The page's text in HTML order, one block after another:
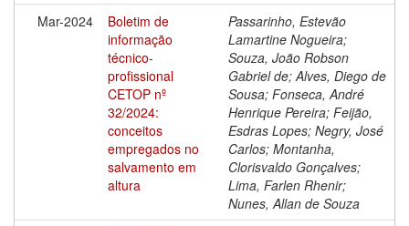
Mar-2024
Boletim de
informação
técnico-
profissional
CETOP nº
32/2024:
conceitos
empregados no
salvamento em
altura
Passarinho, Estevão
Lamartine Nogueira;
Souza, João Robson
Gabriel de; Alves, Diego de
Sousa; Fonseca, André
Henrique Pereira; Feijão,
Esdras Lopes; Negry, José
Carlos; Montanha,
Clorisvaldo Gonçalves;
Lima, Farlen Rhenir;
Nunes, Allan de Souza